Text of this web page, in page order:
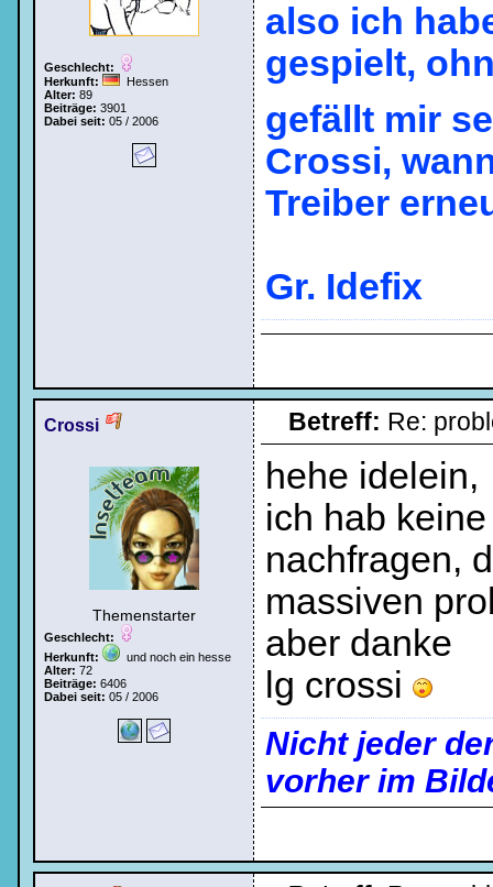
Geschlecht:
Herkunft:
Hessen
Alter: 89
Beiträge: 3901
Dabei seit: 05 / 2006
also ich
gespielt,
gefällt mir
Crossi,
Treiber
Gr. Idefix
Crossi
Themenstarter
Geschlecht:
Herkunft:
und noch ein hesse
Alter: 72
Beiträge: 6406
Dabei seit: 05 / 2006
Betreff: Re:
hehe idelein,
ich hab
nachfragen,
massiven
aber danke
lg crossi
Nicht jeder
vorher im